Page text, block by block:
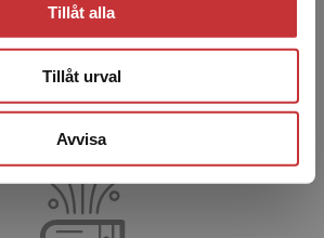
Tillåt alla
Tillåt urval
Avvisa
inkl. moms
213 kr